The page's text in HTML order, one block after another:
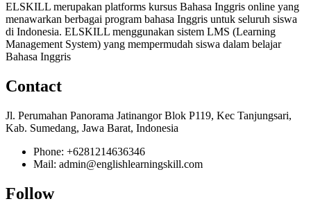
ELSKILL merupakan platforms kursus Bahasa Inggris online yang
menawarkan berbagai program bahasa Inggris untuk seluruh siswa
di Indonesia. ELSKILL menggunakan sistem LMS (Learning
Management System) yang mempermudah siswa dalam belajar
Bahasa Inggris
Contact
Jl. Perumahan Panorama Jatinangor Blok P119, Kec Tanjungsari,
Kab. Sumedang, Jawa Barat, Indonesia
Phone: +6281214636346
Mail: admin@englishlearningskill.com
Follow